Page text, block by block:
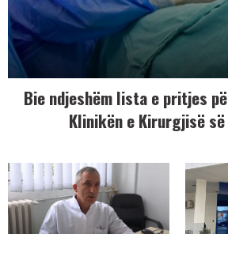
Bie ndjeshëm lista e pritjes
Klinikën e Kirurgjisë së